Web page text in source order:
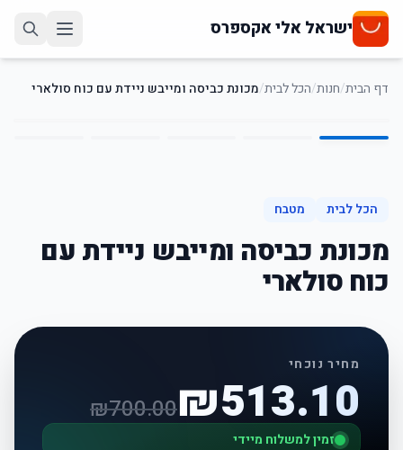
ישראל אלי אקספרס
דף הבית/חנות/הכל לבית/מכונת כביסה ומייבש ניידת עם כוח סולארי
1
/
5
הכל לבית מטבח
מכונת כביסה ומייבש ניידת עם
כוח סולארי
מחיר נוכחי
₪513.10
₪700.00
זמין למשלוח מיידי